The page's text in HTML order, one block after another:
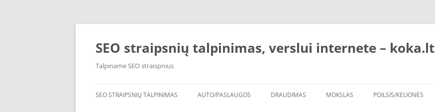
Pereiti
SEO straipsnių talpinimas, verslui internete – koka.lt
Talpiname SEO straispnius
SEO STRAIPSNIŲ TALPINIMAS AUTO/PASLAUGOS DRAUDIMAS MOKSLAS POILSIS/KELIONĖS